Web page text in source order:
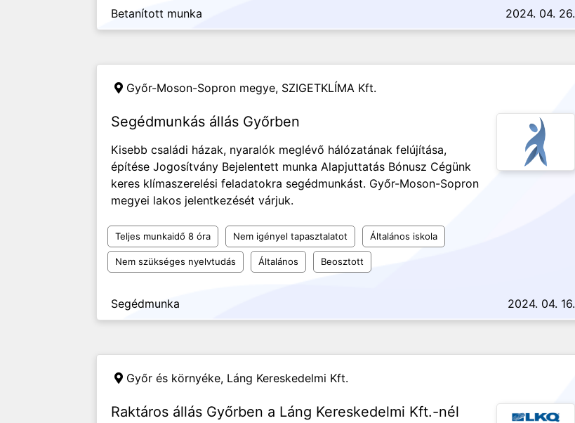
Betanított munka 2024. 04. 26.
Győr-Moson-Sopron megye, SZIGETKLÍMA Kft.
Segédmunkás állás Győrben
Kisebb családi házak, nyaralók meglévő hálózatának felújítása,
építése Jogosítvány Bejelentett munka Alapjuttatás Bónusz Cégünk
keres klímaszerelési feladatokra segédmunkást. Győr-Moson-Sopron
megyei lakos jelentkezését várjuk.
Teljes munkaidő 8 óra Nem igényel tapasztalatot Általános iskola
Nem szükséges nyelvtudás Általános Beosztott
Segédmunka 2024. 04. 16.
Győr és környéke, Láng Kereskedelmi Kft.
Raktáros állás Győrben a Láng Kereskedelmi Kft.-nél